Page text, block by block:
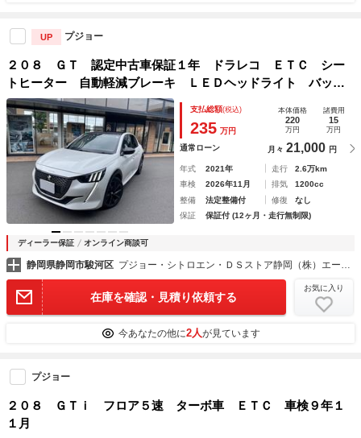
UP プジョー
２０８ ＧＴ 認定中古車保証１年 ドラレコ ＥＴＣ シー
トヒーター 自動軽減ブレーキ ＬＥＤヘッドライト バック
カメラ カープレイ＆アンドロイドオート ＡＣＣ
支払総額(税込)
235 万円
本体価格
220
万円
諸費用
15
万円
通常ローン 月々 21,000 円
年式 2021年 走行
2.6万km
車検
2026年11月 排気
1200cc
整備
法定整備付 修復
なし
保証
保証付 (12ヶ月・走行無制限)
ディーラー保証 オンライン商談可
静岡県静岡市駿河区 プジョー・シトロエン・ＤＳストア静岡（株）エー・エル・シー
在庫を確認・見積り依頼する
お気に入り
今あなたの他に2人が見ています
プジョー
２０８ ＧＴｉ フロア５速 ターボ車 ＥＴＣ 車検９年１
１月